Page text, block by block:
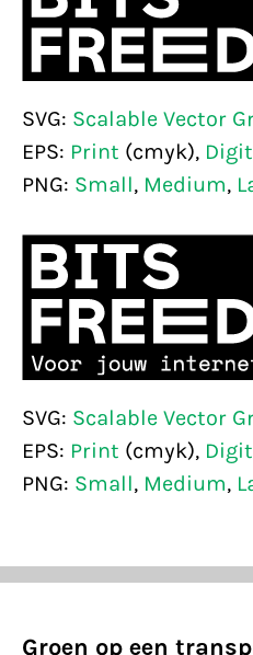
SVG: Scalable Vector
EPS: Print (cmyk),
PNG: Small, Medium,
SVG: Scalable Vector
EPS: Print (cmyk),
PNG: Small, Medium,
Groen op een